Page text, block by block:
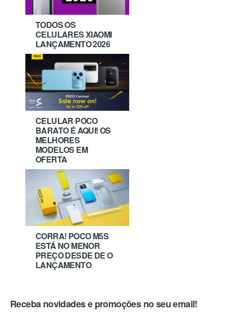
TODOS OS
CELULARES XIAOMI
LANÇAMENTO 2026
CELULAR POCO
BARATO É AQUI! OS
MELHORES
MODELOS EM
OFERTA
CORRA! POCO M5S
ESTÁ NO MENOR
PREÇO DESDE DE O
LANÇAMENTO
Receba novidades e promoções no seu email!